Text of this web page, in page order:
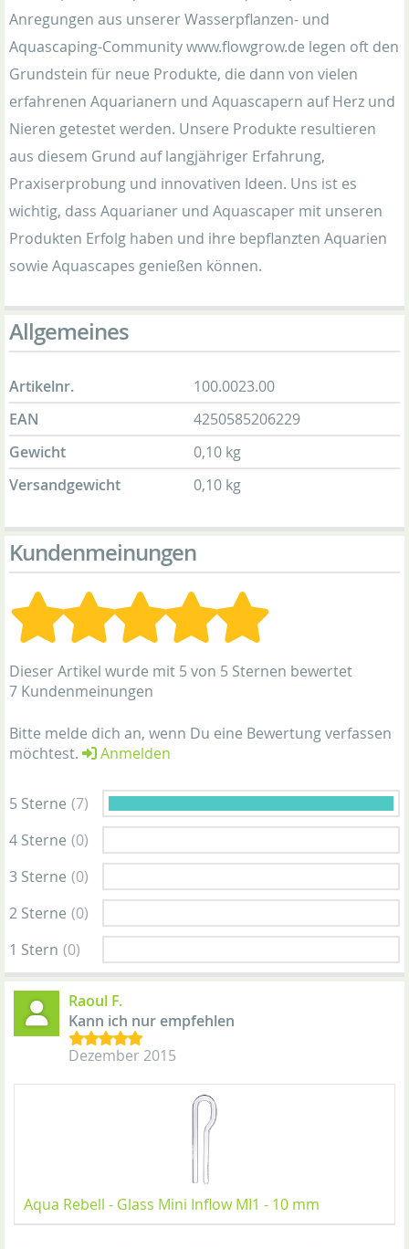
Anregungen aus unserer Wasserpflanzen- und
Aquascaping-Community www.flowgrow.de legen oft den
Grundstein für neue Produkte, die dann von vielen
erfahrenen Aquarianern und Aquascapern auf Herz und
Nieren getestet werden. Unsere Produkte resultieren
aus diesem Grund auf langjähriger Erfahrung,
Praxiserprobung und innovativen Ideen. Uns ist es
wichtig, dass Aquarianer und Aquascaper mit unseren
Produkten Erfolg haben und ihre bepflanzten Aquarien
sowie Aquascapes genießen können.
Allgemeines
Artikelnr.
100.0023.00
EAN
4250585206229
Gewicht
0,10 kg
Versandgewicht
0,10 kg
Kundenmeinungen
Dieser Artikel wurde mit 5 von 5 Sternen bewertet
7 Kundenmeinungen
Bitte melde dich an, wenn Du eine Bewertung verfassen
möchtest.
Anmelden
5 Sterne (7)
4 Sterne (0)
3 Sterne (0)
2 Sterne (0)
1 Stern (0)
Raoul F.
Kann ich nur empfehlen
Dezember 2015
Aqua Rebell - Glass Mini Inflow MI1 - 10 mm